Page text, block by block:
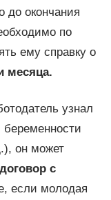
до окончания
по
ему справку о
месяца.
узнал
он может
с
если молодая